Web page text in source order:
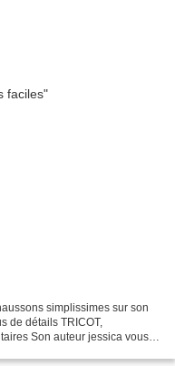
simplissimes sur son
de détails TRICOT,
Son auteur jessica vous